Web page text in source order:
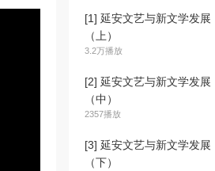
[1] 延安文艺与新文学发展
（上）
3.2万播放
[2] 延安文艺与新文学发展
（中）
2357播放
[3] 延安文艺与新文学发展
（下）